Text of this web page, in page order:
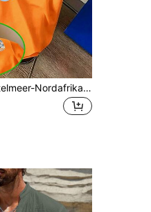
1 Stück, Mittelmeer-Nordafrikanisches Aquarell-T-Shirt - Hellblau, geeignet für den täglichen Gebrauch und Freizeitsportbekleidung, Rundhalsausschnitt, kurze Ärmel mit marokkanisch-arabischem Stadt-T-Shirt-Moti